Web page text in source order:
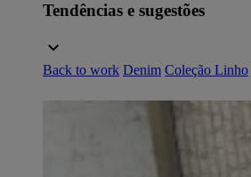
Tendências e sugestões
Back to work Denim Coleção Linho